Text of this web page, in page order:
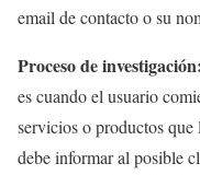
email de contacto o su
Proceso de investigación:
es cuando el usuario
servicios o productos
debe informar al posible